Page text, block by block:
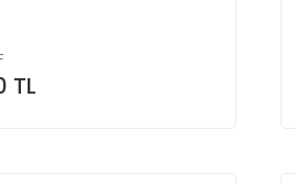
TL